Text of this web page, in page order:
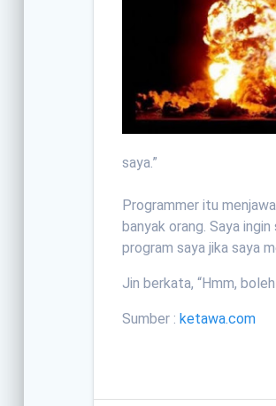
saya.”
Programmer itu
banyak orang. Saya
program saya jika saya
Jin berkata, “Hmm,
Sumber :ketawa.com